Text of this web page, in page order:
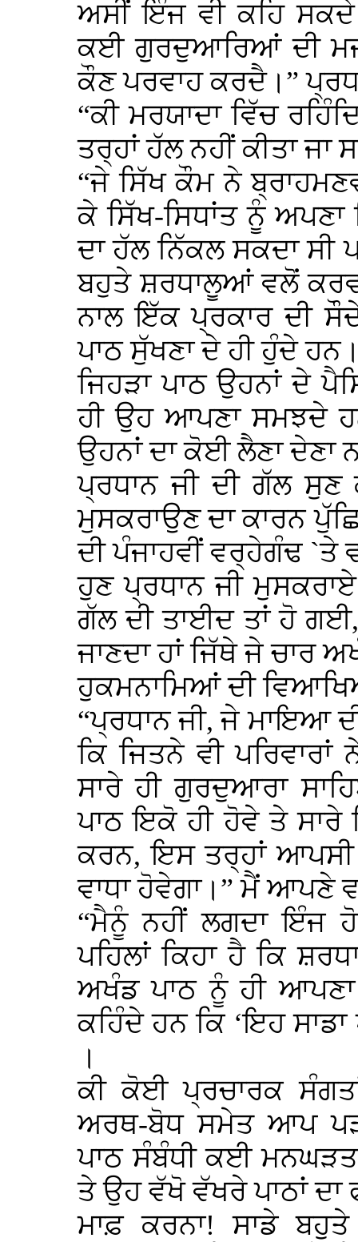
ਅਸੀਂ ਇੰਜ ਵੀ ਕਹਿ
ਕਈ ਗੁਰਦੁਆਰਿਆਂ ਦੀ
ਕੌਣ ਪਰਵਾਹ ਕਰਦੈ।”
“ਕੀ ਮਰਯਾਦਾ ਵਿੱਚ
ਤਰ੍ਹਾਂ ਹੱਲ ਨਹੀਂ ਕੀਤਾ
“ਜੇ ਸਿੱਖ ਕੌਮ ਨੇ
ਕੇ ਸਿੱਖ-ਸਿਧਾਂਤ ਨੂੰ
ਦਾ ਹੱਲ ਨਿੱਕਲ ਸਕਦਾ ਸੀ
ਬਹੁਤੇ ਸ਼ਰਧਾਲੂਆਂ ਵਲੋਂ
ਨਾਲ ਇੱਕ ਪ੍ਰਕਾਰ ਦੀ
ਪਾਠ ਸੁੱਖਣਾ ਦੇ ਹੀ ਹੁੰਦੇ
ਜਿਹੜਾ ਪਾਠ ਉਹਨਾਂ ਦੇ
ਹੀ ਉਹ ਆਪਣਾ ਸਮਝਦੇ
ਉਹਨਾਂ ਦਾ ਕੋਈ ਲੈਣਾ ਦੇਣਾ
ਪ੍ਰਧਾਨ ਜੀ ਦੀ ਗੱਲ
ਮੁਸਕਰਾਉਣ ਦਾ ਕਾਰਨ
ਦੀ ਪੰਜਾਹਵੀਂ ਵਰ੍ਹੇਗੰਢ `ਤੇ
ਹੁਣ ਪ੍ਰਧਾਨ ਜੀ
ਗੱਲ ਦੀ ਤਾਈਦ ਤਾਂ ਹੋ
ਜਾਣਦਾ ਹਾਂ ਜਿੱਥੇ ਜੇ ਚਾਰ
ਹੁਕਮਨਾਮਿਆਂ ਦੀ
“ਪ੍ਰਧਾਨ ਜੀ, ਜੇ ਮਾਇਆ
ਕਿ ਜਿਤਨੇ ਵੀ
ਸਾਰੇ ਹੀ ਗੁਰਦੁਆਰਾ
ਪਾਠ ਇਕੋ ਹੀ ਹੋਵੇ ਤੇ
ਕਰਨ, ਇਸ ਤਰ੍ਹਾਂ ਆਪਸੀ
ਵਾਧਾ ਹੋਵੇਗਾ।” ਮੈਂ ਆਪਣੇ
“ਮੈਨੂੰ ਨਹੀਂ ਲਗਦਾ ਇੰਜ
ਪਹਿਲਾਂ ਕਿਹਾ ਹੈ ਕਿ
ਅਖੰਡ ਪਾਠ ਨੂੰ ਹੀ
ਕਹਿੰਦੇ ਹਨ ਕਿ ‘ਇਹ ਸਾਡਾ
।
ਕੀ ਕੋਈ ਪ੍ਰਚਾਰਕ
ਅਰਥ-ਬੋਧ ਸਮੇਤ ਆਪ
ਪਾਠ ਸੰਬੰਧੀ ਕਈ
ਤੇ ਉਹ ਵੱਖੋ ਵੱਖਰੇ ਪਾਠਾਂ
ਮਾਫ਼ ਕਰਨਾ! ਸਾਡੇ